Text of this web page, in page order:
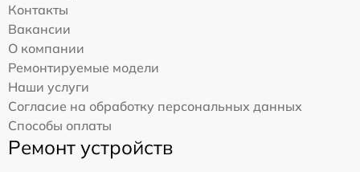
Контакты
Вакансии
О компании
Ремонтируемые модели
Наши услуги
Согласие на обработку персональных данных
Способы оплаты
Ремонт устройств